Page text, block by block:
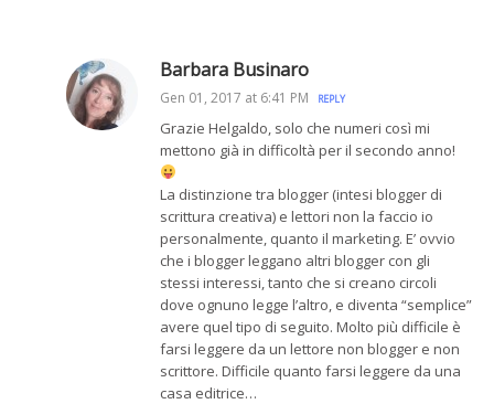
Barbara Businaro
Gen 01, 2017 at 6:41 PM REPLY
Grazie Helgaldo, solo che numeri così mi
mettono già in difficoltà per il secondo anno!
La distinzione tra blogger (intesi blogger di
scrittura creativa) e lettori non la faccio io
personalmente, quanto il marketing. E’ ovvio
che i blogger leggano altri blogger con gli
stessi interessi, tanto che si creano circoli
dove ognuno legge l’altro, e diventa “semplice”
avere quel tipo di seguito. Molto più difficile è
farsi leggere da un lettore non blogger e non
scrittore. Difficile quanto farsi leggere da una
casa editrice…